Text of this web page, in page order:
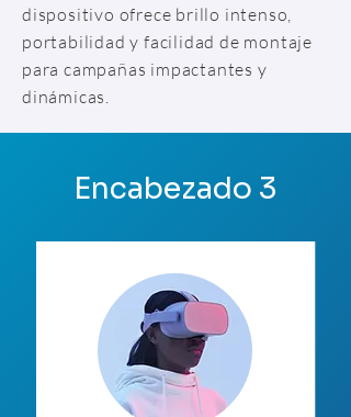
dispositivo ofrece brillo intenso,
portabilidad y facilidad de montaje
para campañas impactantes y
dinámicas.
Encabezado 3